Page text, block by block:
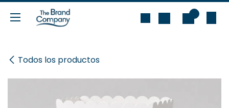
Ir al contenido
Todos los productos